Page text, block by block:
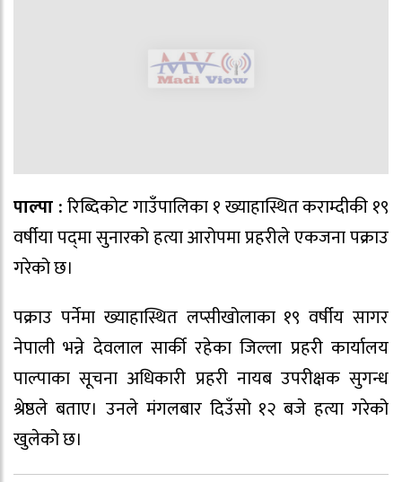
पाल्पा :रिब्दिकोट गाउँपालिका १ ख्याहास्थित कराम्दीकी १९
वर्षीया पद्‍मा सुनारको हत्या आरोपमा प्रहरीले एकजना पक्राउ
गरेको छ।
पक्राउ पर्नेमा ख्याहास्थित लप्सीखोलाका १९ वर्षीय सागर
नेपाली भन्ने देवलाल सार्की रहेका जिल्ला प्रहरी कार्यालय
पाल्पाका सूचना अधिकारी प्रहरी नायब उपरीक्षक सुगन्ध
श्रेष्ठले बताए। उनले मंगलबार दिउँसो १२ बजे हत्या गरेको
खुलेको छ।